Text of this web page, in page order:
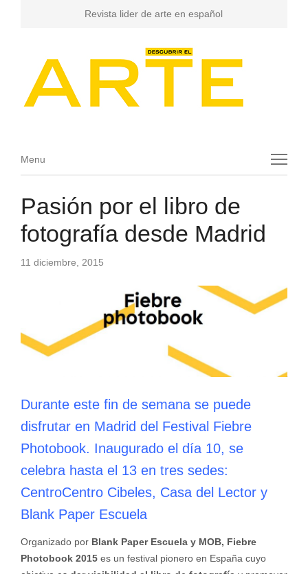
Revista lider de arte en español
Menu
Menu
Pasión por el libro de
fotografía desde Madrid
11 diciembre, 2015
Durante este fin de semana se puede
disfrutar en Madrid del Festival Fiebre
Photobook. Inaugurado el día 10, se
celebra hasta el 13 en tres sedes:
CentroCentro Cibeles, Casa del Lector y
Blank Paper Escuela
Organizado por Blank Paper Escuela y MOB, Fiebre
Photobook 2015es un festival pionero en España cuyo